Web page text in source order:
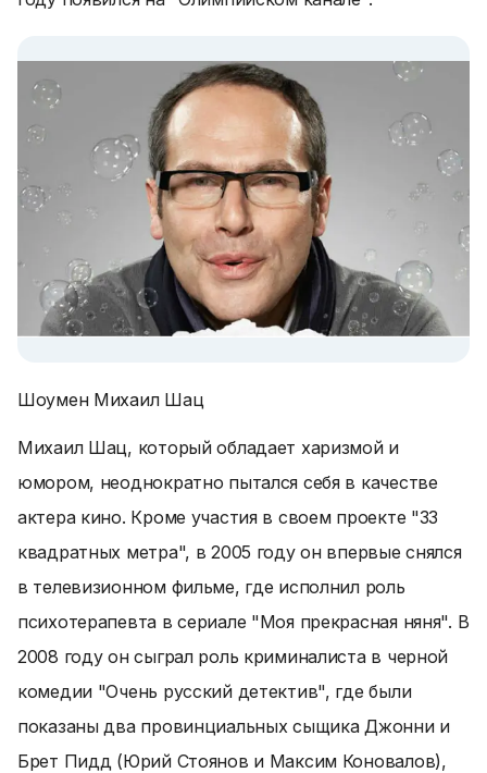
Шоумен Михаил Шац
Михаил Шац, который обладает харизмой и
юмором, неоднократно пытался себя в качестве
актера кино. Кроме участия в своем проекте "33
квадратных метра", в 2005 году он впервые снялся
в телевизионном фильме, где исполнил роль
психотерапевта в сериале "Моя прекрасная няня". В
2008 году он сыграл роль криминалиста в черной
комедии "Очень русский детектив", где были
показаны два провинциальных сыщика Джонни и
Брет Пидд (Юрий Стоянов и Максим Коновалов),